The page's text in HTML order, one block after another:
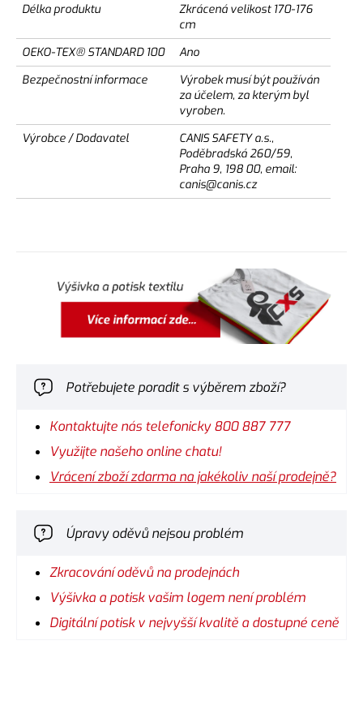
Délka produktu
Zkrácená velikost 170-176
cm
OEKO-TEX® STANDARD 100
Ano
Bezpečnostní informace
Výrobek musí být používán
za účelem, za kterým byl
vyroben.
Výrobce / Dodavatel
CANIS SAFETY a.s.,
Poděbradská 260/59,
Praha 9, 198 00, email:
canis@canis.cz
Potřebujete poradit s výběrem zboží?
Kontaktujte nás telefonicky 800 887 777
Využijte našeho online chatu!
Vrácení zboží zdarma na jakékoliv naší prodejně?
Úpravy oděvů nejsou problém
Zkracování oděvů na prodejnách
Výšivka a potisk vašim logem není problém
Digitální potisk v nejvyšší kvalitě a dostupné ceně